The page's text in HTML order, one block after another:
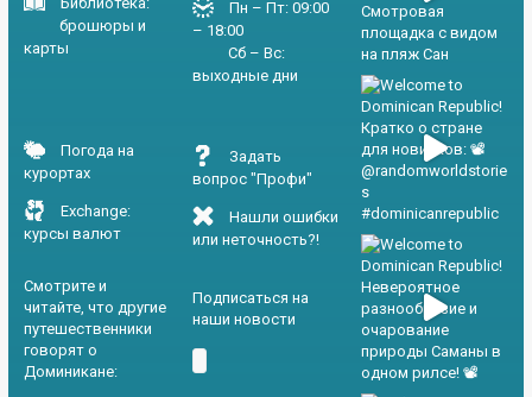
брошюры и
карты
Погода на
курортах
Exchange:
курсы валют
Смотрите и
читайте, что другие
путешественники
говорят о
Доминикане:
Пн – Пт: 09:00
– 18:00
Сб – Вс:
выходные дни
Задать
вопрос "Профи"
Нашли ошибки
или неточность?!
Подписаться на
наши новости